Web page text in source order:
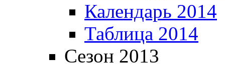
Календарь 2014
Таблица 2014
Сезон 2013